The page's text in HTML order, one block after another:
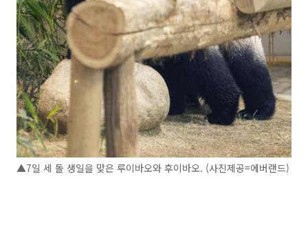
▲7일 세 돌 생일을 맞은 루이바오와 후이바오. (사진제공=에버랜드)